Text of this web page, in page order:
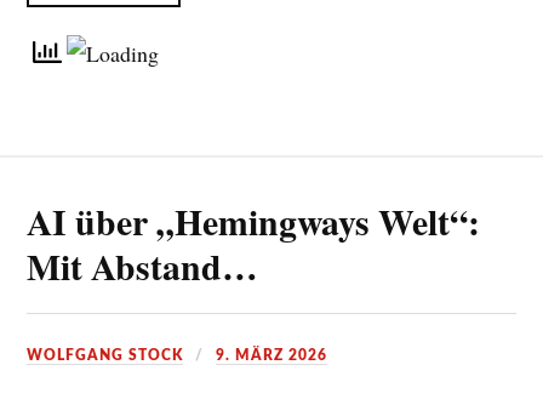
AI über „Hemingways Welt“:
Mit Abstand…
WOLFGANG STOCK 9. MÄRZ 2026